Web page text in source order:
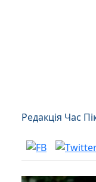
Редакція Час